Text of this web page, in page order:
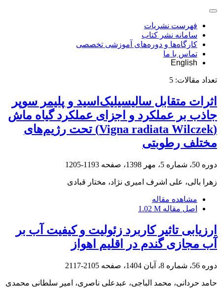
فهرست نشریات
سامانه نشر کتاب
کارگاه‌ها و دوره‌های آموزشی تخصصی
تماس با ما
English
تعداد مقالات: 5
اثرات متقابل سالیسیلیک‌اسید و پلیمر سوپر
جاذب بر عملکرد و اجزای عملکرد گیاه ماش
(Vigna radiata Wilczek) تحت رژیم‌های
مختلف رطوبتی
دوره 50، شماره 5، مهر 1398، صفحه 1193-1205
زهرا بالی، علی اشرف امیری نژاد، مختار قبادی
مشاهده مقاله
اصل مقاله 1.02 M
ارزیابی تاثیر کاربرد زئولیت و کیفیت‌ آب بر
آب مجازی گندم در اقلیم اهواز
دوره 56، شماره 8، آبان 1404، صفحه 2105-2117
حامد حردانی، محمد الباجی، عبدعلی ناصری، امیر سلطانی محمدی